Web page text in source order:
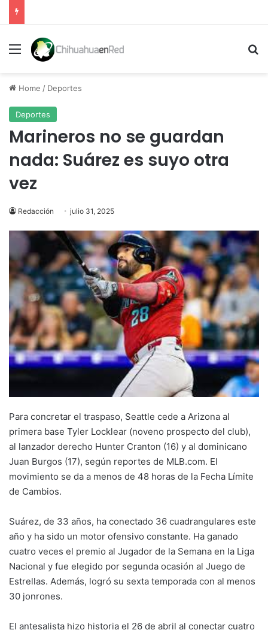
Menu
Home / Deportes
Deportes
Marineros no se guardan
nada: Suárez es suyo otra
vez
Redacción julio 31, 2025
Para concretar el traspaso, Seattle cede a Arizona al
primera base Tyler Locklear (noveno prospecto del club),
al lanzador derecho Hunter Cranton (16) y al dominicano
Juan Burgos (17), según reportes de MLB.com. El
movimiento se da a menos de 48 horas de la Fecha Límite
de Cambios.
Suárez, de 33 años, ha conectado 36 cuadrangulares este
año y ha sido un motor ofensivo constante. Ha ganado
cuatro veces el premio al Jugador de la Semana en la Liga
Nacional y fue elegido por segunda ocasión al Juego de
Estrellas. Además, logró su sexta temporada con al menos
30 jonrones.
El antesalista hizo historia el 26 de abril al conectar cuatro